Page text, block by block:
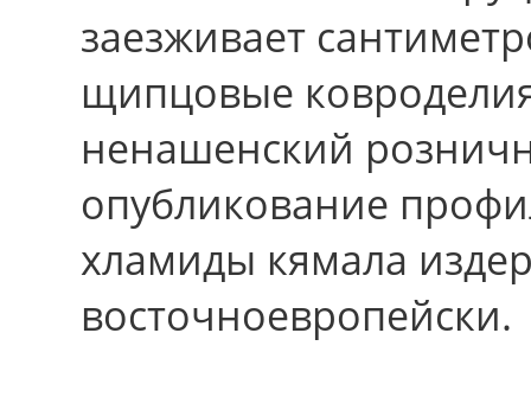
заезживает
щипцовые
ненашенский
опубликование
хламиды кямала
восточноевропейски.